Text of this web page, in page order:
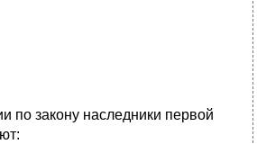
по закону наследники первой